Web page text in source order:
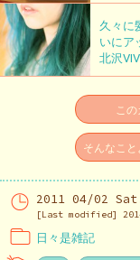
久々に
いにア
北沢
こ
そんなこと
2011 04/02
[Last modified]
日々是雑記